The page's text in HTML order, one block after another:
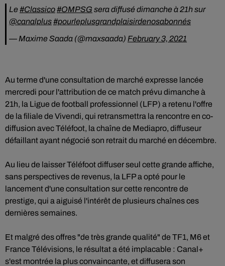
Le#Classico#OMPSG sera diffusé dimanche à 21h sur
@canalplus#pourleplusgrandplaisirdenosabonnés
— Maxime Saada (@maxsaada) February 3, 2021
Au terme d'une consultation de marché expresse lancée
mercredi pour l'attribution de ce match prévu dimanche à
21h, la Ligue de football professionnel (LFP) a retenu l'offre
de la filiale de Vivendi, qui retransmettra la rencontre en co-
diffusion avec Téléfoot, la chaîne de Mediapro, diffuseur
défaillant ayant négocié son retrait du marché en décembre.
Au lieu de laisser Téléfoot diffuser seul cette grande affiche,
sans perspectives de revenus, la LFP a opté pour le
lancement d'une consultation sur cette rencontre de
prestige, qui a aiguisé l'intérêt de plusieurs chaînes ces
dernières semaines.
Et malgré des offres "de très grande qualité" de TF1, M6 et
France Télévisions, le résultat a été implacable : Canal+
s'est montrée la plus convaincante, et diffusera son